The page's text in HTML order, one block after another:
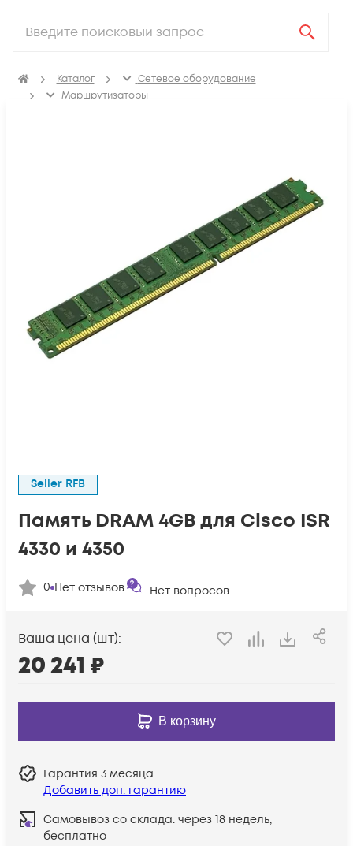
Каталог
Сетевое оборудование
Маршрутизаторы
Seller RFB
Память DRAM 4GB для Cisco ISR
4330 и 4350
0 Нет отзывов Нет вопросов
Ваша цена (шт):
20 241 ₽
В корзину
Гарантия 3 месяца
Добавить доп. гарантию
Самовывоз со склада: через 18 недель,
бесплатно